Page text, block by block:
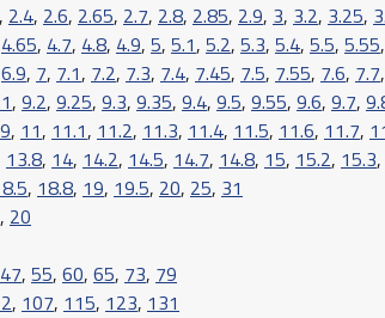
, 2.4, 2.6, 2.65, 2.7, 2.8, 2.85, 2.9, 3, 3.2, 3.25,
4.65, 4.7, 4.8, 4.9, 5, 5.1, 5.2, 5.3, 5.4, 5.5, 5.55,
6.9, 7, 7.1, 7.2, 7.3, 7.4, 7.45, 7.5, 7.55, 7.6, 7.7,
, 9.2, 9.25, 9.3, 9.35, 9.4, 9.5, 9.55, 9.6, 9.7,
, 11, 11.1, 11.2, 11.3, 11.4, 11.5, 11.6, 11.7,
13.8, 14, 14.2, 14.5, 14.7, 14.8, 15, 15.2, 15.3,
, 18.8, 19, 19.5, 20, 25, 31
, 20
47, 55, 60, 65, 73, 79
, 107, 115, 123, 131